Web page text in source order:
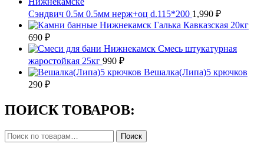
Сэндвич 0.5м 0.5мм нерж+оц d.115*200 1,990 ₽
Галька Кавказская 20кг
690 ₽
Смесь штукатурная
жаростойкая 25кг 990 ₽
Вешалка(Липа)5 крючков
290 ₽
ПОИСК ТОВАРОВ:
Искать: Поиск